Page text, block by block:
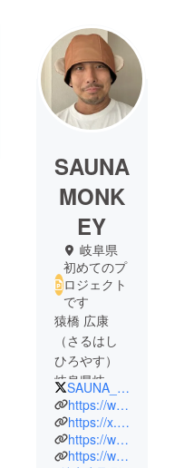
SAUNA
MONK
EY
岐阜県
初めてのプ
ロジェクト
です
猿橋 広康
（さるはし
ひろやす）
岐阜県岐阜
市出身 37歳
（サウナト
シ）
大学卒業
SAUNA_MONKEY_
https://www.instagram.com/sauna_monkey_/
https://x.com/SAUNA_MONKEY_
https://www.facebook.com/profile.php?id=61558850792963
https://www.youtube.com/channel/UCmoqhwK2f9QioD3-WlBc69w